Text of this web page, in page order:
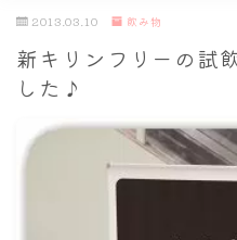
プロフィール
謎解き
ホテル滞在記
舞台・ライブ
2013.03.10 飲み物
新キリンフリーの試
した♪